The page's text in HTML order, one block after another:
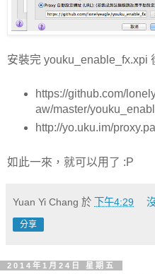
安裝完 youku_enable_fx.xpi
https://github.com/
aw/master/
http://yo.uku.im/
如此一來，就可以用了 :P
Yuan Yi Chang 於 下午4:29
分享
2014年1月24日 星期五